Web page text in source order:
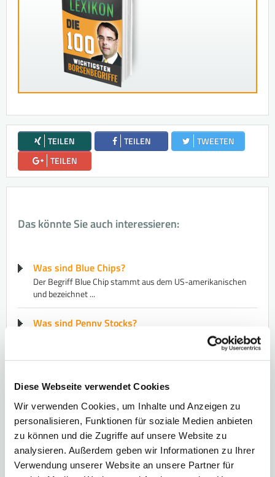
Diese Webseite verwendet Cookies
Wir verwenden Cookies, um Inhalte und Anzeigen zu
personalisieren, Funktionen für soziale Medien anbieten
zu können und die Zugriffe auf unsere Website zu
analysieren. Außerdem geben wir Informationen zu Ihrer
Verwendung unserer Website an unsere Partner für
TEILEN TEILEN
TWEETEN
TEILEN
Das könnte Sie auch interessieren:
Was sind Blue Chips?
​Der Begriff Blue Chip stammt aus dem US-amerikanischen
und bezeichnet ...
Was sind Penny Stocks?
​Penny Stocks sind ​Ak​tien, deren Kurs unter einem Euro
​Standardwerte sind die gemessen an der ​Marktkapitali​
sierung größten Unternehmen ...
Was ist ein enger Markt?
Ein enger Markt ist durch eine geringe Nachfrage oder ein
geringes Angebot gekennzeichnet.…